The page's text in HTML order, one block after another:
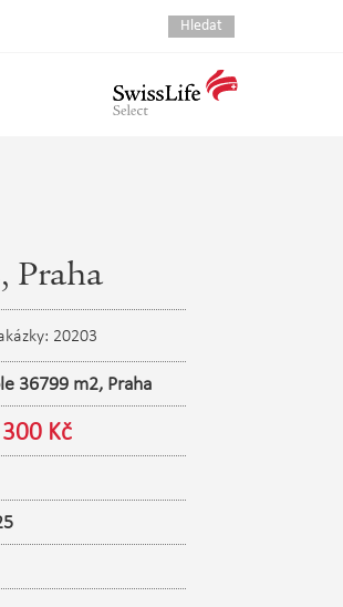
Praha
20203
36799 m2, Praha
Kč